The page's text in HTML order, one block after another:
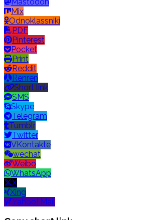
Mix
Odnoklassniki
PDF
Pinterest
Pocket
Print
Reddit
Renren
Short link
SMS
Skype
Telegram
Tumblr
Twitter
VKontakte
wechat
Weibo
WhatsApp
X
Xing
Yahoo! Mail